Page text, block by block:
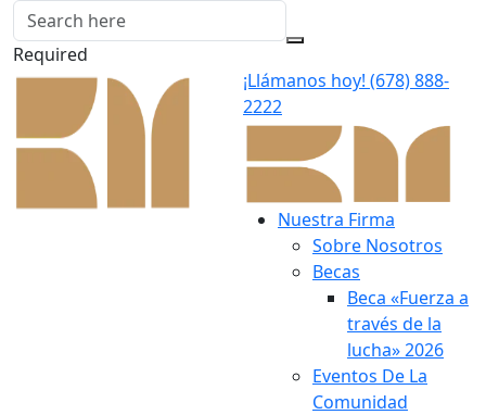
Required
¡Llámanos hoy! (678) 888-
2222
Nuestra Firma
Sobre Nosotros
Becas
Beca «Fuerza a
través de la
lucha» 2026
Eventos De La
Comunidad